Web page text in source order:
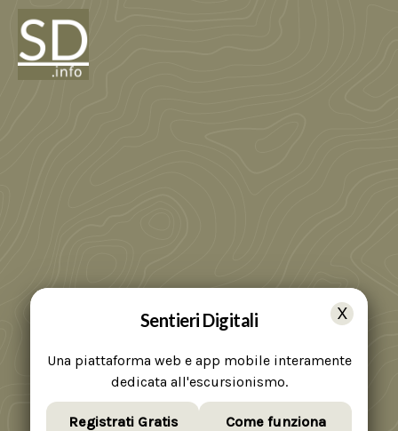
Sentieri Digitali
Una piattaforma web e app mobile interamente
dedicata all'escursionismo.
Registrati Gratis Come funziona